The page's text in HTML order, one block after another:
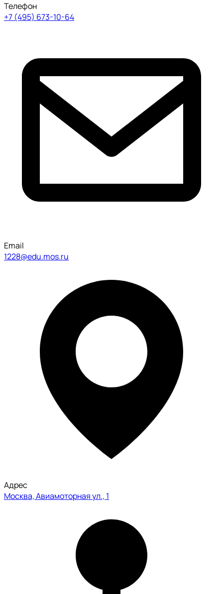
Телефон
+7 (495) 673-10-64
Email
1228@edu.mos.ru
Адрес
Москва, Авиамоторная ул., 1